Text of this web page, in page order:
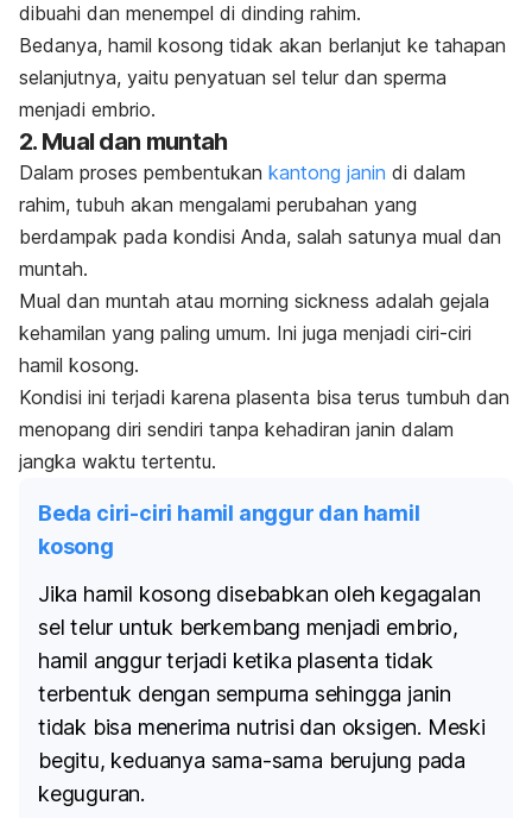
dibuahi dan menempel di dinding rahim.
Bedanya, hamil kosong tidak akan berlanjut ke tahapan
selanjutnya, yaitu penyatuan sel telur dan sperma
menjadi embrio.
2. Mual dan muntah
Dalam proses pembentukan kantong janin di dalam
rahim, tubuh akan mengalami perubahan yang
berdampak pada kondisi Anda, salah satunya mual dan
muntah.
Mual dan muntah atau morning sickness adalah gejala
kehamilan yang paling umum. Ini juga menjadi ciri-ciri
hamil kosong.
Kondisi ini terjadi karena plasenta bisa terus tumbuh dan
menopang diri sendiri tanpa kehadiran janin dalam
jangka waktu tertentu.
Beda ciri-ciri hamil anggur dan hamil
kosong
Jika hamil kosong disebabkan oleh kegagalan
sel telur untuk berkembang menjadi embrio,
hamil anggur terjadi ketika plasenta tidak
terbentuk dengan sempurna sehingga janin
tidak bisa menerima nutrisi dan oksigen. Meski
begitu, keduanya sama-sama berujung pada
keguguran.